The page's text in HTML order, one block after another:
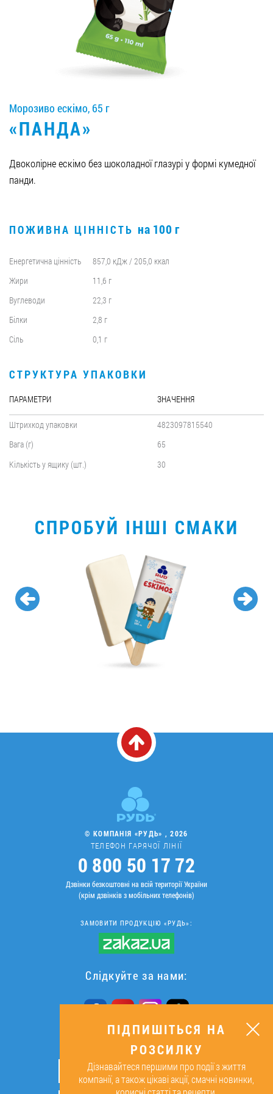
Вакансії
ЗАМОВИТИ ПРОДУКЦІЮ «РУДЬ»:
СТАТИ ПАРТНЕРОМ
0412 42 29 23
Морозиво ескімо, 65 г
«ПАНДА»
Двоколірне ескімо без шоколадної глазурі у формі кумедної
панди.
ПОЖИВНА ЦІННІСТЬ на 100 г
Енергетична цінність
857,0 кДж / 205,0 ккал
Жири
11,6 г
Вуглеводи
22,3 г
Білки
2,8 г
Сіль
0,1 г
СТРУКТУРА УПАКОВКИ
ПАРАМЕТРИ ЗНАЧЕННЯ
Штрихкод упаковки
4823097815540
Вага (г)
65
Кількість у ящику (шт.)
30
СПРОБУЙ ІНШІ СМАКИ
© КОМПАНІЯ «РУДЬ» , 2026
ТЕЛЕФОН ГАРЯЧОЇ ЛІНІЇ
0 800 50 17 72
Дзвінки безкоштовні на всій території України
(крім дзвінків з мобільних телефонів)
ЗАМОВИТИ ПРОДУКЦІЮ «РУДЬ»:
Слідкуйте за нами:
ПІДПИШІТЬСЯ НА РОЗСИЛКУ
ОК
ПІДПИШІТЬСЯ НА
РОЗСИЛКУ
Дізнавайтеся першими про події з життя
компанії, а також цікаві акції, смачні новинки,